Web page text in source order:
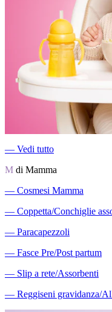
― Vedi tutto
M di Mamma
― Cosmesi Mamma
― Coppetta/Conchiglie
― Paracapezzoli
― Fasce Pre/Post partum
― Slip a rete/Assorbenti
― Reggiseni gravidanza/